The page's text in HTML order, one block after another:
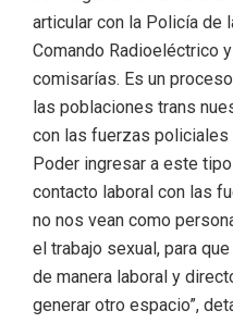
articular con la Policía de
Comando Radioeléctrico
comisarías. Es un
las poblaciones trans
con las fuerzas
Poder ingresar a este
contacto laboral con las
no nos vean como
el trabajo sexual, para
de manera laboral y
generar otro espacio”,